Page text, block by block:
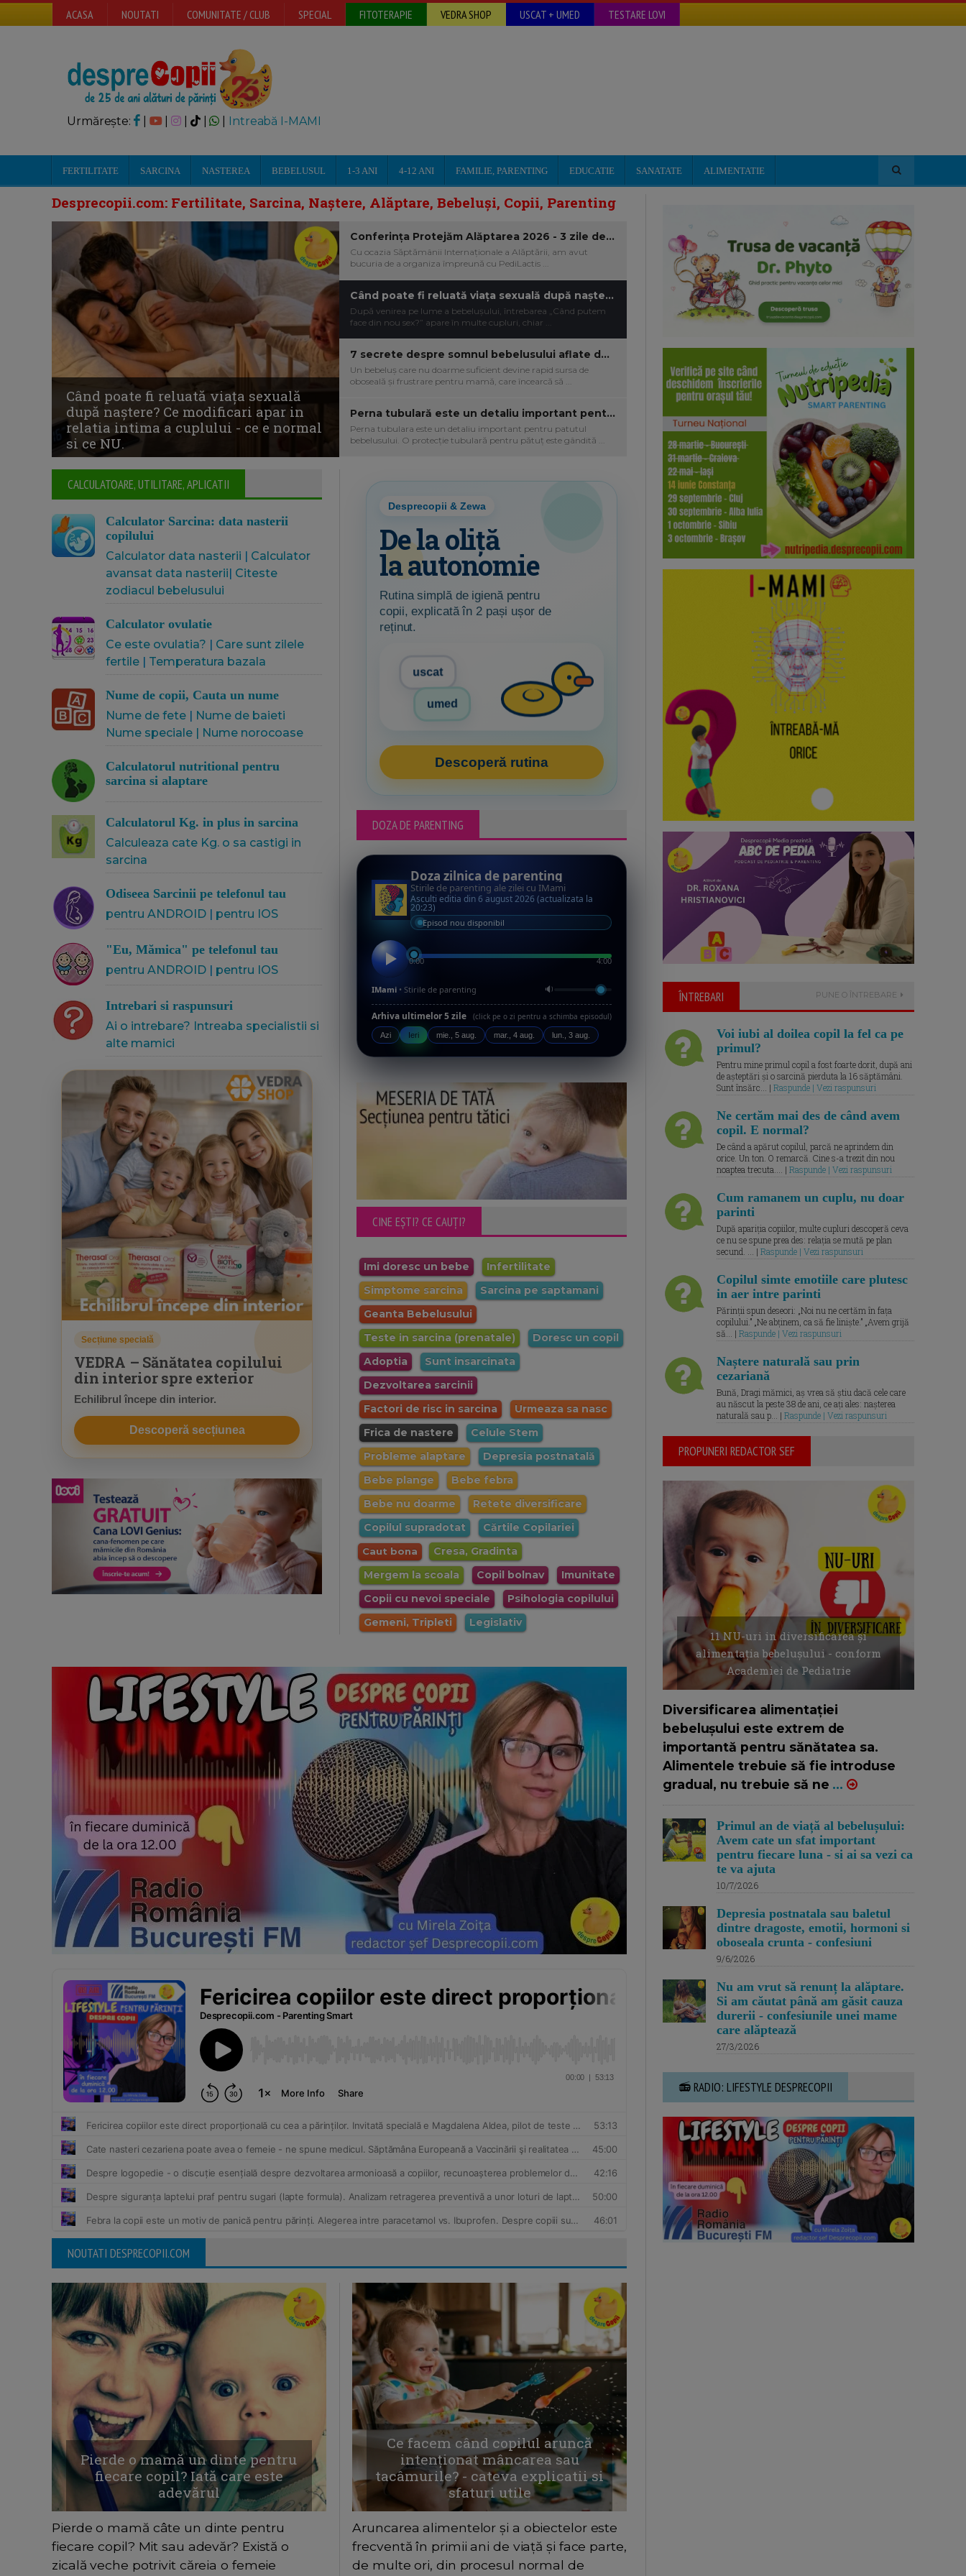
ACASA NOUTATI COMUNITATE / CLUB SPECIAL FITOTERAPIE VEDRA SHOP USCAT + UMED TESTARE LOVI
Urmărește: | | Intreabă I-MAMI
FERTILITATE SARCINA NASTEREA BEBELUSUL 1-3 ANI 4-12 ANI FAMILIE, PARENTING EDUCATIE SANATATE ALIMENTATIE
Desprecopii.com: Fertilitate, Sarcina, Naștere, Alăptare, Bebeluși, Copii, Parenting
Conferința Protejăm Alăptarea 2026 - 3 zile dedicate mamelor care vor să alăpteze cu mai multă încredere
Cu ocazia Săptămânii Internaționale a Alăptării, am avut
bucuria de a organiza împreună cu PediLactis ...
Când poate fi reluată viața sexuală după naștere? Ce modificari apar in relatia intima a cuplului - ce e normal si ce NU.
După venirea pe lume a bebelușului, întrebarea „Când putem
face din nou sex?” apare în multe cupluri, chiar ...
7 secrete despre somnul bebelusului aflate de la un expert in somnul bebelusilor
Un bebeluș care nu doarme suficient devine rapid sursa de
oboseală și frustrare pentru mamă, care încearcă să ...
Perna tubulară este un detaliu important pentru pătuțul bebelușului. Ii ofera protecție inteligentă și confort - iar cele de la Jukki sunt ideale
Perna tubulara este un detaliu important pentru patutul
bebelusului. O protecție tubulară pentru pătuț este gândită ...
CALCULATOARE, UTILITARE, APLICATII
Calculator Sarcina: data nasterii
copilului
Calculator data nasterii | Calculator
avansat data nasterii| Citeste
zodiacul bebelusului
Calculator ovulatie
Ce este ovulatia? | Care sunt zilele
fertile | Temperatura bazala
Nume de copii, Cauta un nume
Nume de fete | Nume de baieti
Nume speciale | Nume norocoase
Calculatorul nutritional pentru
sarcina si alaptare
Calculatorul Kg. in plus in sarcina
Calculeaza cate Kg. o sa castigi in
sarcina
Odiseea Sarcinii pe telefonul tau
pentru ANDROID | pentru IOS
"Eu, Mămica" pe telefonul tau
pentru ANDROID | pentru IOS
Intrebari si raspunsuri
Ai o intrebare? Intreaba specialistii si
alte mamici
Secțiune specială
VEDRA – Sănătatea copilului
din interior spre exterior
Echilibrul începe din interior.
Descoperă secțiunea
Desprecopii & Zewa
De la oliță
la autonomie
Rutina simplă de igienă pentru
copii, explicată în 2 pași ușor de
reținut.
uscat
umed
Descoperă rutina
DOZA DE PARENTING
Doza zilnica de parenting
Stirile de parenting ale zilei cu IMami
Asculti editia din 6 august 2026 (actualizata la
20:23)
Episod nou disponibil
0:00 4:00
IMami • Stirile de parenting 🔉
Arhiva ultimelor 5 zile (click pe o zi pentru a schimba episodul)
Azi Ieri mie., 5 aug. mar., 4 aug. lun., 3 aug.
CINE EȘTI? CE CAUȚI?
Imi doresc un bebe
Infertilitate
Simptome sarcina
Sarcina pe saptamani
Geanta Bebelusului
Teste in sarcina (prenatale)
Doresc un copil
Adoptia
Sunt insarcinata
Dezvoltarea sarcinii
Factori de risc in sarcina
Urmeaza sa nasc
Frica de nastere
Celule Stem
Probleme alaptare
Depresia postnatală
Bebe plange
Bebe febra
Bebe nu doarme
Retete diversificare
Copilul supradotat
Cărtile Copilariei
Caut bona
Cresa, Gradinta
Mergem la scoala
Copil bolnav
Imunitate
Copii cu nevoi speciale
Psihologia copilului
Gemeni, Tripleti
Legislativ
NOUTATI DESPRECOPII.COM
Pierde o mamă un dinte pentru
fiecare copil? Iată care este
adevărul
Pierde o mamă câte un dinte pentru
fiecare copil? Mit sau adevăr? Există o
zicală veche potrivit căreia o femeie
Ce facem când copilul aruncă
intenționat mâncarea sau
tacâmurile? - cateva explicatii si
sfaturi utile
Aruncarea alimentelor și a obiectelor este
frecventă în primii ani de viață și face parte,
de multe ori, din procesul normal de
ÎNTREBARI PUNE O ÎNTREBARE
Voi iubi al doilea copil la fel ca pe
primul?
Pentru mine primul copil a fost foarte dorit, după ani
de așteptări și o sarcină pierduta la 16 săptămâni.
Sunt însărc... | Raspunde | Vezi raspunsuri
Ne certăm mai des de când avem
copil. E normal?
De când a apărut copilul, parcă ne aprindem din
orice. Un ton. O remarcă. Cine s-a trezit din nou
noaptea trecuta.... | Raspunde | Vezi raspunsuri
Cum ramanem un cuplu, nu doar
parinti
După apariția copiilor, multe cupluri descoperă ceva
ce nu se spune prea des: relația se mută pe plan
secund. ... | Raspunde | Vezi raspunsuri
Copilul simte emotiile care plutesc
in aer intre parinti
Părinții spun deseori: „Noi nu ne certăm în fața
copilului.” „Ne abținem, ca să fie liniște.” „Avem grijă
să... | Raspunde | Vezi raspunsuri
Naștere naturală sau prin
cezariană
Bună, Dragi mămici, aș vrea să știu dacă cele care
au născut la peste 38 de ani, ce ați ales: nașterea
naturală sau p... | Raspunde | Vezi raspunsuri
PROPUNERI REDACTOR SEF
11 NU-uri in diversificarea și
alimentația bebelușului - conform
Academiei de Pediatrie
Diversificarea alimentației
bebelușului este extrem de
importantă pentru sănătatea sa.
Alimentele trebuie să fie introduse
gradual, nu trebuie să ne ...
Primul an de viață al bebelușului:
Avem cate un sfat important
pentru fiecare luna - si ai sa vezi ca
te va ajuta
10/7/2026
Depresia postnatala sau baletul
dintre dragoste, emotii, hormoni si
oboseala crunta - confesiuni
9/6/2026
Nu am vrut să renunț la alăptare.
Si am căutat până am găsit cauza
durerii - confesiunile unei mame
care alăptează
27/3/2026
📻 RADIO: LIFESTYLE DESPRECOPII